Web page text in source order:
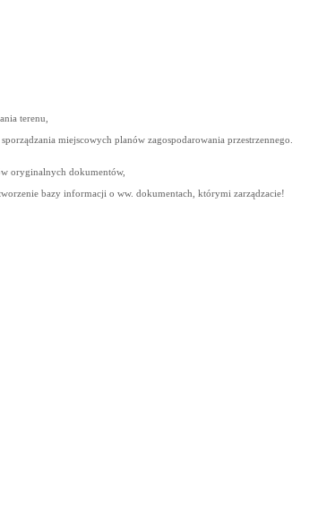
terenu,
miejscowych planów zagospodarowania przestrzennego.
oryginalnych dokumentów,
bazy informacji o ww. dokumentach, którymi zarządzacie!